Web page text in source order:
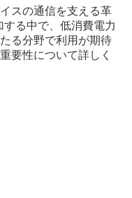
の通信を支える革
る中で、低消費電力
る分野で利用が期待
要性について詳しく